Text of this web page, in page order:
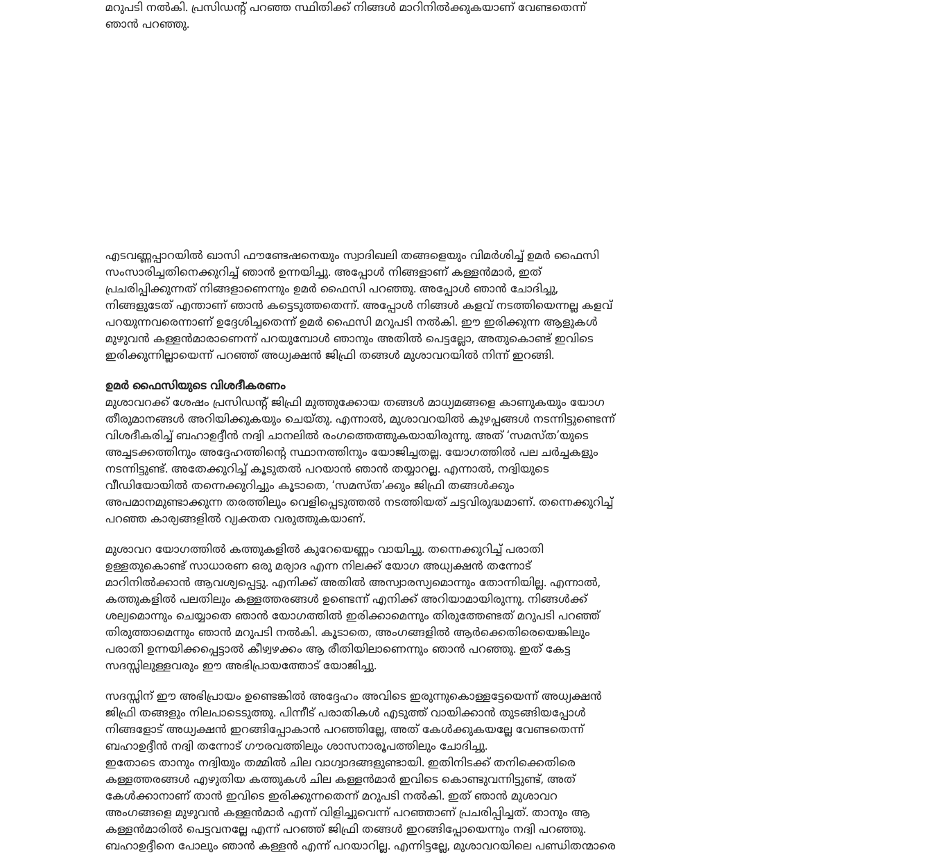
മറുപടി നല്‍കി. പ്രസിഡന്റ് പറഞ്ഞ സ്ഥിതിക്ക് നിങ്ങള്‍ മാറിനില്‍ക്കുകയാണ് വേണ്ടതെന്ന്
ഞാന്‍ പറഞ്ഞു.
എടവണ്ണപ്പാറയില്‍ ഖാസി ഫൗണ്ടേഷനെയും സ്വാദിഖലി തങ്ങളെയും വിമര്‍ശിച്ച് ഉമര്‍ ഫൈസി
സംസാരിച്ചതിനെക്കുറിച്ച് ഞാന്‍ ഉന്നയിച്ചു. അപ്പോള്‍ നിങ്ങളാണ് കള്ളന്‍മാര്‍, ഇത്
പ്രചരിപ്പിക്കുന്നത് നിങ്ങളാണെന്നും ഉമര്‍ ഫൈസി പറഞ്ഞു. അപ്പോള്‍ ഞാന്‍ ചോദിച്ചു,
നിങ്ങളുടേത് എന്താണ് ഞാന്‍ കട്ടെടുത്തതെന്ന്. അപ്പോള്‍ നിങ്ങള്‍ കളവ് നടത്തിയെന്നല്ല കളവ്
പറയുന്നവരെന്നാണ് ഉദ്ദേശിച്ചതെന്ന് ഉമര്‍ ഫൈസി മറുപടി നല്‍കി. ഈ ഇരിക്കുന്ന ആളുകള്‍
മുഴുവന്‍ കള്ളന്‍മാരാണെന്ന് പറയുമ്പോള്‍ ഞാനും അതില്‍ പെട്ടല്ലോ, അതുകൊണ്ട് ഇവിടെ
ഇരിക്കുന്നില്ലായെന്ന് പറഞ്ഞ് അധ്യക്ഷന്‍ ജിഫ്രി തങ്ങള്‍ മുശാവറയില്‍ നിന്ന് ഇറങ്ങി.
ഉമര്‍ ഫൈസിയുടെ വിശദീകരണം
മുശാവറക്ക് ശേഷം പ്രസിഡന്റ് ജിഫ്രി മുത്തുക്കോയ തങ്ങള്‍ മാധ്യമങ്ങളെ കാണുകയും യോഗ
തീരുമാനങ്ങള്‍ അറിയിക്കുകയും ചെയ്തു. എന്നാല്‍, മുശാവറയില്‍ കുഴപ്പങ്ങള്‍ നടന്നിട്ടുണ്ടെന്ന്
വിശദീകരിച്ച് ബഹാഉദ്ദീന്‍ നദ്വി ചാനലില്‍ രംഗത്തെത്തുകയായിരുന്നു. അത് ‘സമസ്ത’യുടെ
അച്ചടക്കത്തിനും അദ്ദേഹത്തിന്റെ സ്ഥാനത്തിനും യോജിച്ചതല്ല. യോഗത്തില്‍ പല ചര്‍ച്ചകളും
നടന്നിട്ടുണ്ട്. അതേക്കുറിച്ച് കൂടുതല്‍ പറയാന്‍ ഞാന്‍ തയ്യാറല്ല. എന്നാല്‍, നദ്വിയുടെ
വീഡിയോയില്‍ തന്നെക്കുറിച്ചും കൂടാതെ, ‘സമസ്ത’ക്കും ജിഫ്രി തങ്ങള്‍ക്കും
അപമാനമുണ്ടാക്കുന്ന തരത്തിലും വെളിപ്പെടുത്തല്‍ നടത്തിയത് ചട്ടവിരുദ്ധമാണ്. തന്നെക്കുറിച്ച്
പറഞ്ഞ കാര്യങ്ങളില്‍ വ്യക്തത വരുത്തുകയാണ്.
മുശാവറ യോഗത്തില്‍ കത്തുകളില്‍ കുറേയെണ്ണം വായിച്ചു. തന്നെക്കുറിച്ച് പരാതി
ഉള്ളതുകൊണ്ട് സാധാരണ ഒരു മര്യാദ എന്ന നിലക്ക് യോഗ അധ്യക്ഷന്‍ തന്നോട്
മാറിനില്‍ക്കാന്‍ ആവശ്യപ്പെട്ടു. എനിക്ക് അതില്‍ അസ്വാരസ്യമൊന്നും തോന്നിയില്ല. എന്നാല്‍,
കത്തുകളില്‍ പലതിലും കള്ളത്തരങ്ങള്‍ ഉണ്ടെന്ന് എനിക്ക് അറിയാമായിരുന്നു. നിങ്ങള്‍ക്ക്
ശല്യമൊന്നും ചെയ്യാതെ ഞാന്‍ യോഗത്തില്‍ ഇരിക്കാമെന്നും തിരുത്തേണ്ടത് മറുപടി പറഞ്ഞ്
തിരുത്താമെന്നും ഞാന്‍ മറുപടി നല്‍കി. കൂടാതെ, അംഗങ്ങളില്‍ ആര്‍ക്കെതിരെയെങ്കിലും
പരാതി ഉന്നയിക്കപ്പെട്ടാല്‍ കീഴ്വഴക്കം ആ രീതിയിലാണെന്നും ഞാന്‍ പറഞ്ഞു. ഇത് കേട്ട
സദസ്സിലുള്ളവരും ഈ അഭിപ്രായത്തോട് യോജിച്ചു.
സദസ്സിന് ഈ അഭിപ്രായം ഉണ്ടെങ്കില്‍ അദ്ദേഹം അവിടെ ഇരുന്നുകൊള്ളട്ടേയെന്ന് അധ്യക്ഷന്‍
ജിഫ്രി തങ്ങളും നിലപാടെടുത്തു. പിന്നീട് പരാതികള്‍ എടുത്ത് വായിക്കാന്‍ തുടങ്ങിയപ്പോള്‍
നിങ്ങളോട് അധ്യക്ഷന്‍ ഇറങ്ങിപ്പോകാന്‍ പറഞ്ഞില്ലേ, അത് കേള്‍ക്കുകയല്ലേ വേണ്ടതെന്ന്
ബഹാഉദ്ദീന്‍ നദ്വി തന്നോട് ഗൗരവത്തിലും ശാസനാരൂപത്തിലും ചോദിച്ചു.
ഇതോടെ താനും നദ്വിയും തമ്മില്‍ ചില വാഗ്വാദങ്ങളുണ്ടായി. ഇതിനിടക്ക് തനിക്കെതിരെ
കള്ളത്തരങ്ങള്‍ എഴുതിയ കത്തുകള്‍ ചില കള്ളന്‍മാര്‍ ഇവിടെ കൊണ്ടുവന്നിട്ടുണ്ട്, അത്
കേള്‍ക്കാനാണ് താന്‍ ഇവിടെ ഇരിക്കുന്നതെന്ന് മറുപടി നല്‍കി. ഇത് ഞാന്‍ മുശാവറ
അംഗങ്ങളെ മുഴുവന്‍ കള്ളന്‍മാര്‍ എന്ന് വിളിച്ചുവെന്ന് പറഞ്ഞാണ് പ്രചരിപ്പിച്ചത്. താനും ആ
കള്ളന്‍മാരില്‍ പെട്ടവനല്ലേ എന്ന് പറഞ്ഞ് ജിഫ്രി തങ്ങള്‍ ഇറങ്ങിപ്പോയെന്നും നദ്വി പറഞ്ഞു.
ബഹാഉദ്ദീനെ പോലും ഞാന്‍ കള്ളന്‍ എന്ന് പറയാറില്ല. എന്നിട്ടല്ലേ, മുശാവറയിലെ പണ്ഡിതന്മാരെ